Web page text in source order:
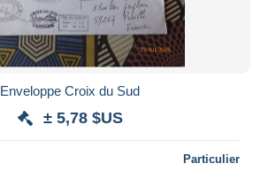
Enveloppe Croix du Sud
± 5,78 $US
Particulier